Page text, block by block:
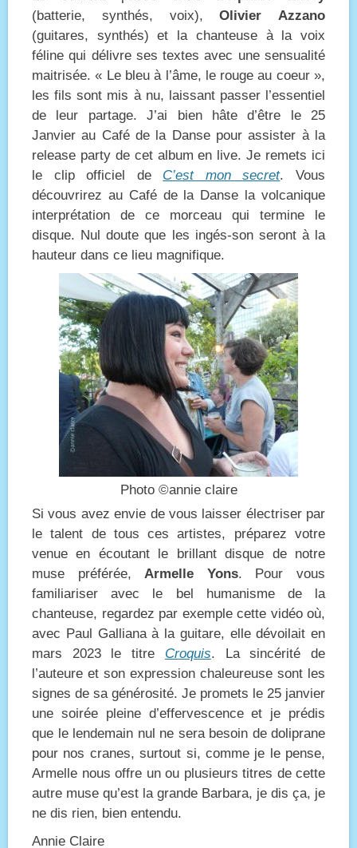
(batterie, synthés, voix),Olivier
Azzano
(guitares, synthés) et la chanteuse à la voix
féline qui délivre ses textes avec une sensualité
maitrisée. « Le bleu à l’âme, le rouge au coeur »,
les fils sont mis à nu, laissant passer l’essentiel
de leur partage. J’ai bien hâte d’être le 25
Janvier au Café de la Danse pour assister à la
release party de cet album en live. Je remets ici
le clip officiel de C’est mon secret. Vous
découvrirez au Café de la Danse la volcanique
interprétation de ce morceau qui termine le
disque. Nul doute que les ingés-son seront à la
hauteur dans ce lieu magnifique.
Photo ©annie claire
Si vous avez envie de vous laisser électriser par
le talent de tous ces artistes, préparez votre
venue en écoutant le brillant disque de notre
muse préférée,Armelle Yons. Pour vous
familiariser avec le bel humanisme de la
chanteuse, regardez par exemple cette vidéo où,
avec Paul Galliana à la guitare, elle dévoilait en
mars 2023 le titre Croquis. La sincérité de
l’auteure et son expression chaleureuse sont les
signes de sa générosité. Je promets le 25 janvier
une soirée pleine d’effervescence et je prédis
que le lendemain nul ne sera besoin de doliprane
pour nos cranes, surtout si, comme je le pense,
Armelle nous offre un ou plusieurs titres de cette
autre muse qu’est la grande Barbara, je dis ça, je
ne dis rien, bien entendu.
Annie Claire